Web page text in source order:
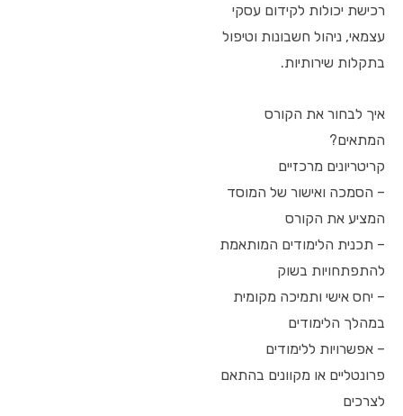
רכישת יכולות לקידום עסקי
עצמאי, ניהול חשבונות וטיפול
בתקלות שירותיות.
איך לבחור את הקורס
המתאים?
קריטריונים מרכזיים
– הסמכה ואישור של המוסד
המציע את הקורס
– תכנית הלימודים המותאמת
להתפתחויות בשוק
– יחס אישי ותמיכה מקומית
במהלך הלימודים
– אפשרויות ללימודים
פרונטליים או מקוונים בהתאם
לצרכים